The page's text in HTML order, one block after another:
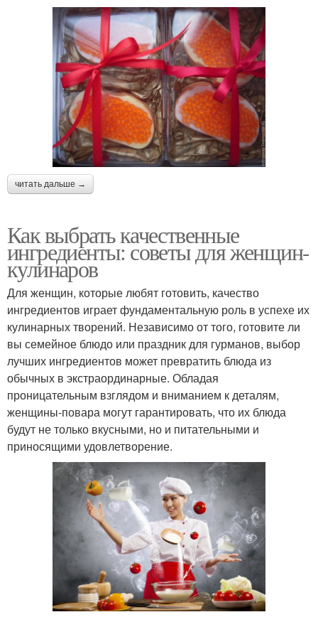
читать дальше →
Как выбрать качественные
ингредиенты: советы для женщин-
кулинаров
Для женщин, которые любят готовить, качество
ингредиентов играет фундаментальную роль в успехе их
кулинарных творений. Независимо от того, готовите ли
вы семейное блюдо или праздник для гурманов, выбор
лучших ингредиентов может превратить блюда из
обычных в экстраординарные. Обладая
проницательным взглядом и вниманием к деталям,
женщины-повара могут гарантировать, что их блюда
будут не только вкусными, но и питательными и
приносящими удовлетворение.